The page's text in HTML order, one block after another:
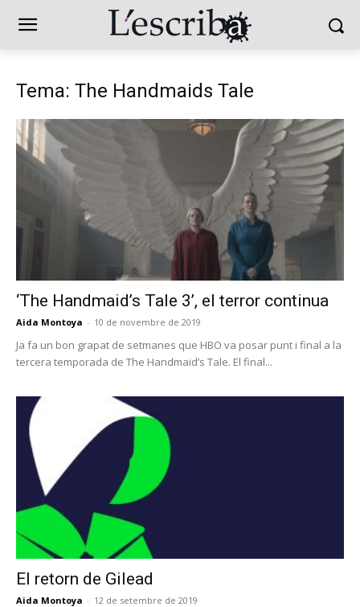
Tema: The Handmaids Tale
‘The Handmaid’s Tale 3’, el terror continua
Aida Montoya - 10 de novembre de 2019
Ja fa un bon grapat de setmanes que HBO va posar punt i final a la
tercera temporada de The Handmaid’s Tale. El final...
El retorn de Gilead
Aida Montoya - 12 de setembre de 2019